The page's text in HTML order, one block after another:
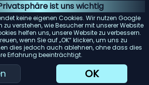
ist uns wichtig
keine eigenen Cookies. Wir nutzen Google
verstehen, wie Besucher mit unserer Website
helfen uns, unsere Website zu verbessern.
wenn Sie auf „OK“ klicken, um uns zu
dies jedoch auch ablehnen, ohne dass dies
Erfahrung beeinträchtigt.
OK
In-Ear, On-Ear oder Over-Ear? Jeder Typ
Nachteile. Wählen Sie entsprechend
kabellos: Kabellose Kopfhörer bieten
aber kabelgebundene Kopfhörer
eine bessere Tonqualität.